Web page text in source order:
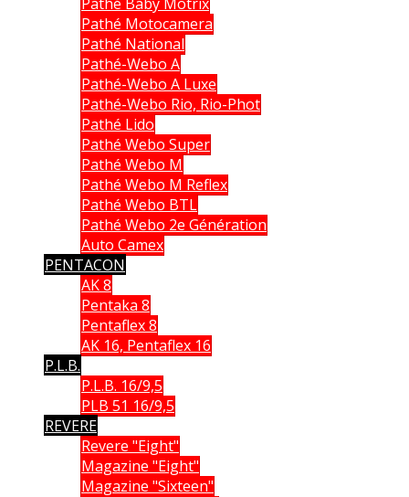
Pathé Motocamera
Pathé National
Pathé-Webo A
Pathé-Webo A Luxe
Pathé-Webo Rio, Rio-Phot
Pathé Lido
Pathé Webo Super
Pathé Webo M
Pathé Webo M Reflex
Pathé Webo BTL
Pathé Webo 2e Génération
Auto Camex
PENTACON
AK 8
Pentaka 8
Pentaflex 8
AK 16, Pentaflex 16
P.L.B.
P.L.B. 16/9,5
PLB 51 16/9,5
REVERE
Revere "Eight"
Magazine "Eight"
Magazine "Sixteen"